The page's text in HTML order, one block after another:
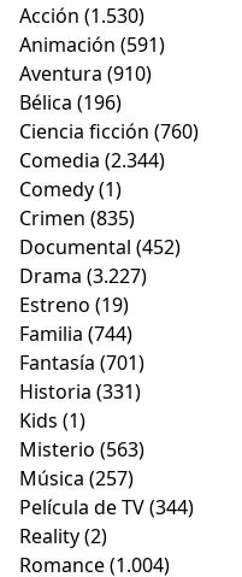
Acción (1.530)
Animación (591)
Aventura (910)
Bélica (196)
Ciencia ficción (760)
Comedia (2.344)
Comedy(1)
Crimen (835)
Documental (452)
Drama (3.227)
Estreno (19)
Familia (744)
Fantasía (701)
Historia (331)
Kids (1)
Misterio (563)
Música (257)
Película de TV(344)
Reality(2)
Romance(1.004)